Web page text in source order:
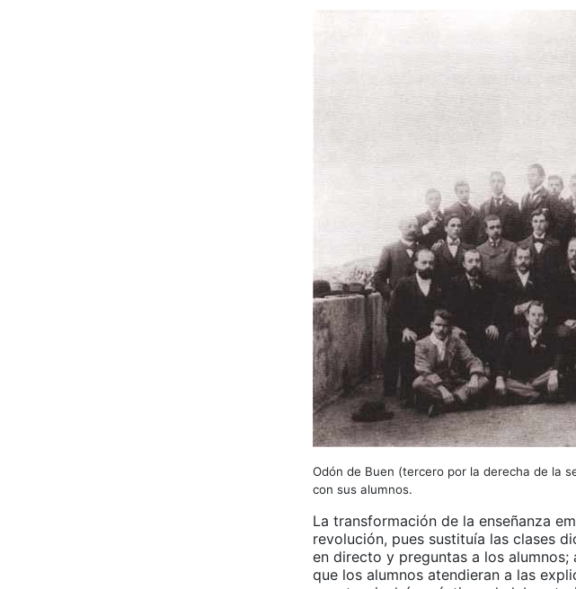
Odón de Buen (tercero por la derecha de la
con sus alumnos.
La transformación de la enseñanza
revolución, pues sustituía las clases
en directo y preguntas a los
que los alumnos atendieran a las